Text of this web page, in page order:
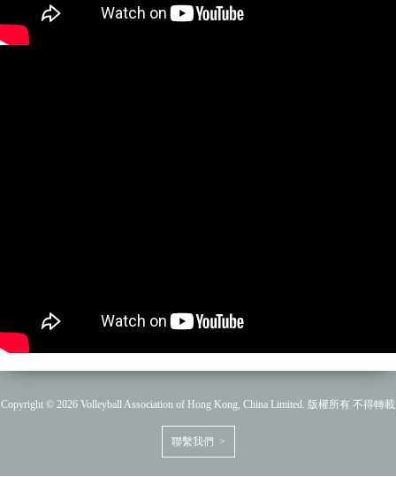
Copyright © 2026 Volleyball Association of Hong Kong, China Limited. 版權所有 不得轉載
聯繫我們 >